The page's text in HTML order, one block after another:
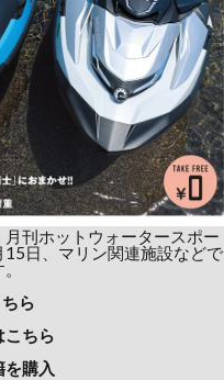
刊ホットウォータースポー
15日、マリン関連施設などで
ら
こちら
購入